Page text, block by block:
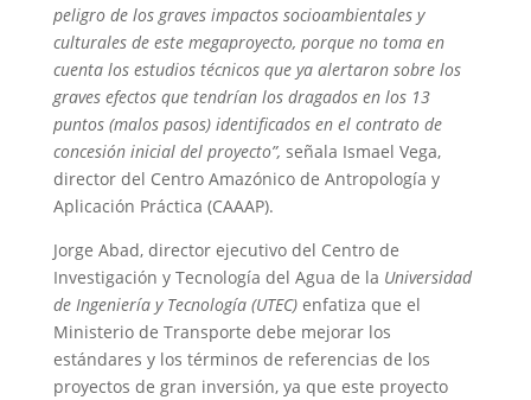
peligro de los graves impactos socioambientales y
culturales de este megaproyecto, porque no toma en
cuenta los estudios técnicos que ya alertaron sobre los
graves efectos que tendrían los dragados en los 13
puntos (malos pasos) identificados en el contrato de
concesión inicial del proyecto”, señala Ismael Vega,
director del Centro Amazónico de Antropología y
Aplicación Práctica (CAAAP).
Jorge Abad, director ejecutivo del Centro de
Investigación y Tecnología del Agua de la Universidad
de Ingeniería y Tecnología (UTEC) enfatiza que el
Ministerio de Transporte debe mejorar los
estándares y los términos de referencias de los
proyectos de gran inversión, ya que este proyecto